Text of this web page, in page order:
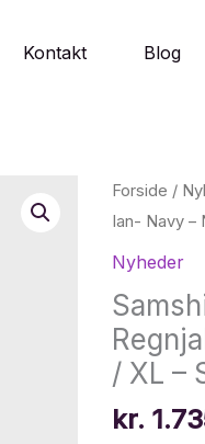
Kontakt Blog
Forside /
Ian- Navy –
Nyheder
/ XL –
kr.